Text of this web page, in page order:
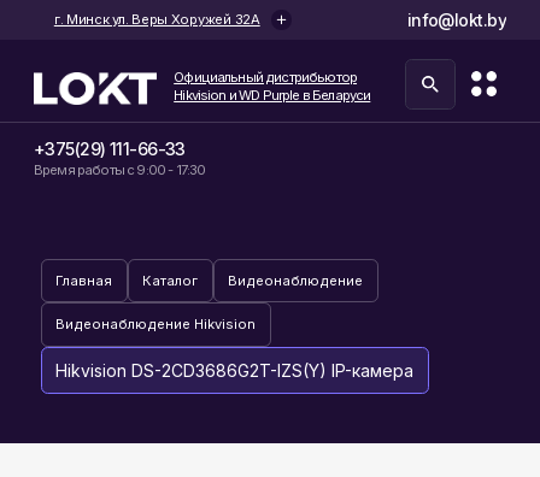
Hikvision DS-2CD3686G2T-IZS(Y) IP-камера
+375(29) 111-66-33
г. Минск ул. Веры Хоружей 32А
Время работы с 9:00 - 17:30